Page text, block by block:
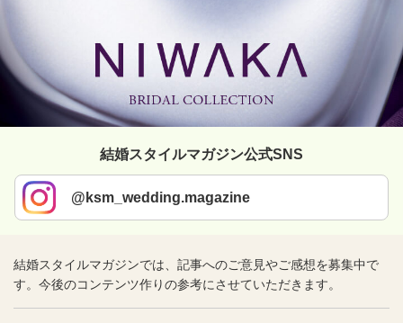
結婚スタイルマガジン公式SNS
@ksm_wedding.magazine
結婚スタイルマガジンでは、記事へのご意見やご感想を募集中で
す。今後のコンテンツ作りの参考にさせていただきます。